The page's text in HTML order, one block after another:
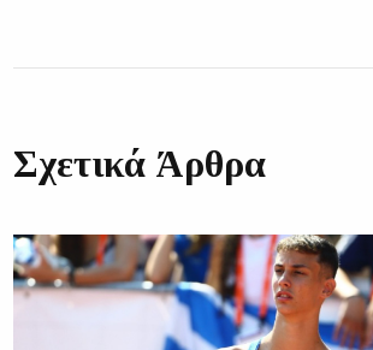
Σχετικά Άρθρα